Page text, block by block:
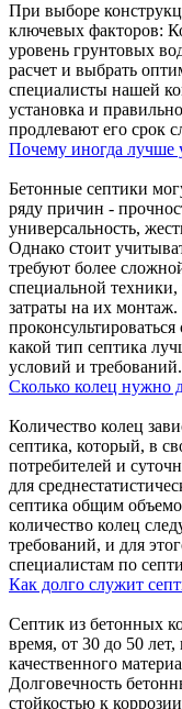
При выборе
ключевых факторов:
уровень грунтовых
расчет и выбрать
специалисты нашей
установка и
продлевают его срок
Почему иногда лучше
Бетонные септики
ряду причин -
универсальность,
Однако стоит
требуют более
специальной
затраты на их монтаж.
какой тип септика
условий и требований.
Сколько колец нужно
Количество колец
септика, который, в
потребителей и
для
септика общим
количество колец
требований, и для
специалистам по
Как долго служит
Септик из бетонных
время, от 30 до 50
качественного
Долговечность
стойкостью к